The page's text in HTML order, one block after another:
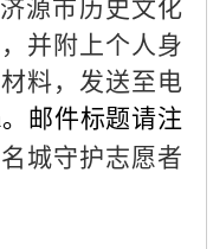
源市历史文化
并附上个人身
料，发送至电
邮件标题请注
城守护志愿者